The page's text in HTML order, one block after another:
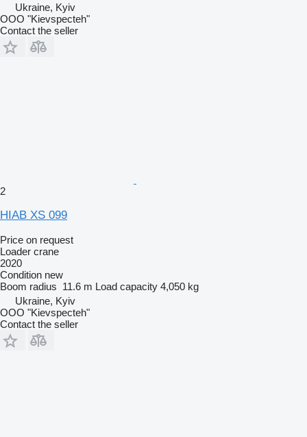
Ukraine, Kyiv
OOO "Kievspecteh"
Contact the seller
2
HIAB XS 099
Price on request
Loader crane
2020
Condition new
Boom radius 11.6 m Load capacity 4,050 kg
Ukraine, Kyiv
OOO "Kievspecteh"
Contact the seller